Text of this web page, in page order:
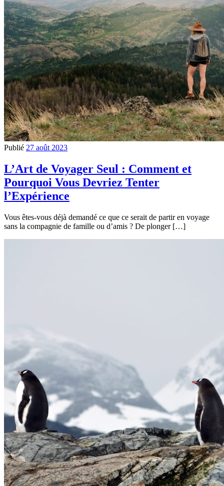
Publié 27 août 2023
L’Art de Voyager Seul : Comment et
Pourquoi Vous Devriez Tenter
l’Expérience
Vous êtes-vous déjà demandé ce que ce serait de partir en voyage
sans la compagnie de famille ou d’amis ? De plonger […]